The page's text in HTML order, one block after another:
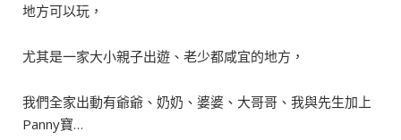
地方可以玩，
尤其是一家大小親子出遊、老少都咸宜的地方，
我們全家出動有爺爺、奶奶、婆婆、大哥哥、我與先生加上
Panny寶…